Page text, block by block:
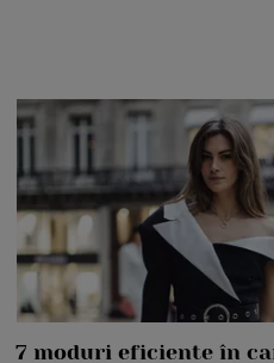
7 moduri eficiente în